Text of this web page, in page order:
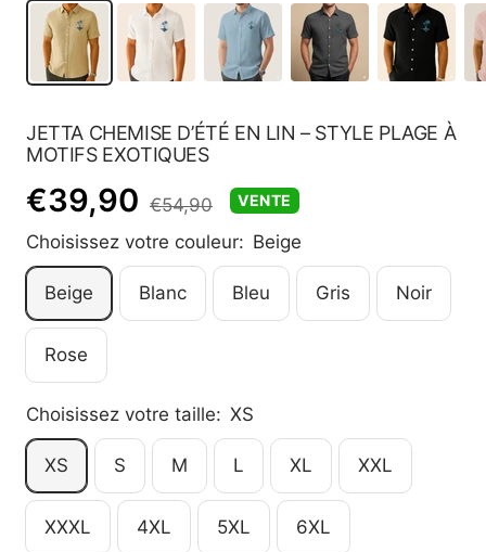
JETTA CHEMISE D’ÉTÉ EN LIN – STYLE PLAGE À
MOTIFS EXOTIQUES
Prix
de
vente
€39,90 Prix
normal
€54,90 VENTE
Choisissez votre couleur: Beige
Beige Blanc Bleu Gris Noir
Rose
Choisissez votre taille: XS
XS S M L XL XXL
XXXL 4XL 5XL 6XL